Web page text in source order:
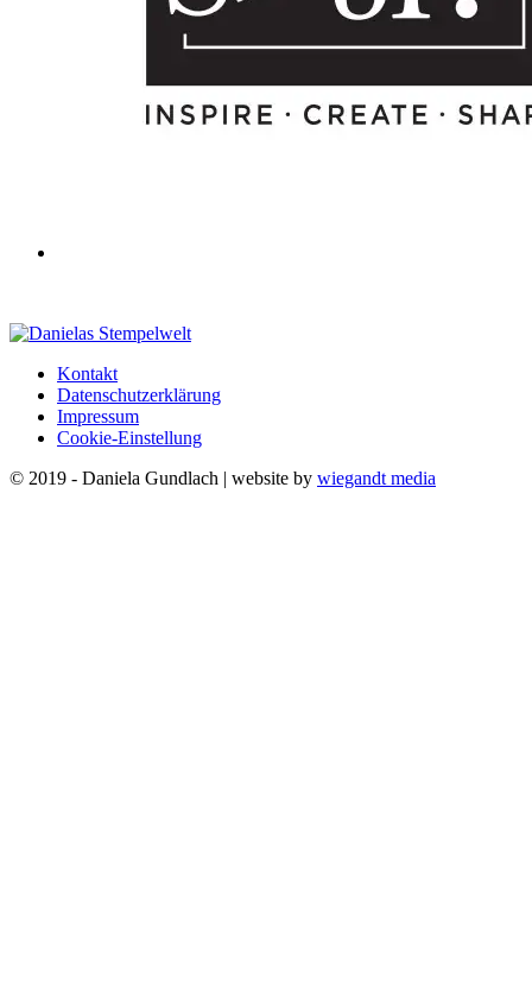
Kontakt
Datenschutzerklärung
Impressum
Cookie-Einstellung
© 2019 - Daniela Gundlach | website by wiegandt media